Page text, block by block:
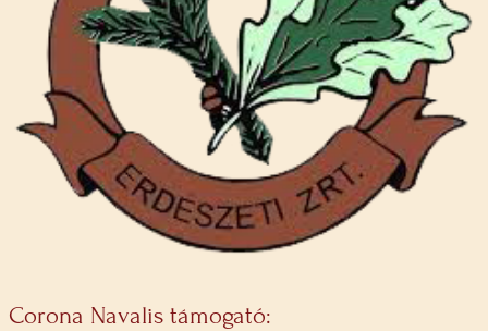
Corona Navalis támogató: